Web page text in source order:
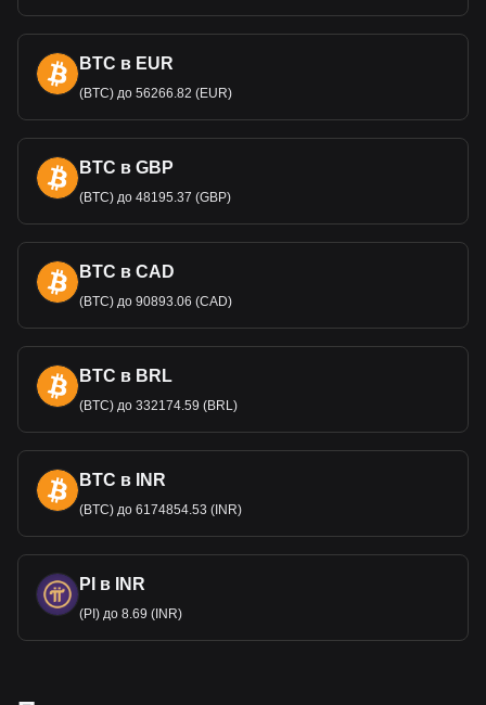
BTC в EUR
(BTC) до 56266.82 (EUR)
BTC в GBP
(BTC) до 48195.37 (GBP)
BTC в CAD
(BTC) до 90893.06 (CAD)
BTC в BRL
(BTC) до 332174.59 (BRL)
BTC в INR
(BTC) до 6174854.53 (INR)
PI в INR
(PI) до 8.69 (INR)